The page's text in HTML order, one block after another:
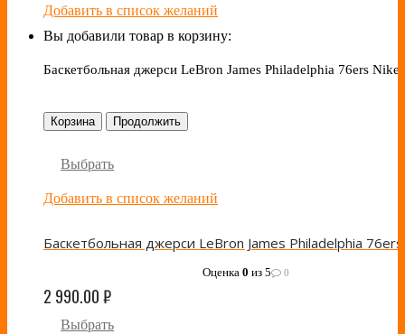
Добавить в список желаний
Вы добавили товар в корзину:
Баскетбольная джерси LeBron James Philadelphia 76ers Nike
Корзина Продолжить
Выбрать
Добавить в список желаний
Оценка 0 из 5 0
2 990.00₽
Выбрать